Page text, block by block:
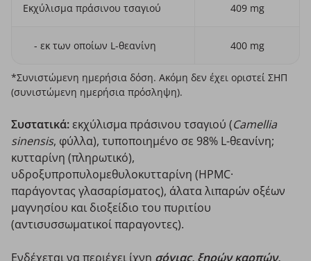
Εκχύλισμα πράσινου τσαγιού 409 mg
- εκ των οποίων L-θεανίνη 400 mg
*Συνιστώμενη ημερήσια δόση. Ακόμη δεν έχει οριστεί ΣΗΠ
(συνιστώμενη ημερήσια πρόσληψη).
Συστατικά:εκχύλισμα πράσινου τσαγιού (Camellia
sinensis, φύλλα), τυποποιημένο σε 98% L-θεανίνη;
κυτταρίνη (πληρωτικό),
υδροξυπροπυλομεθυλοκυτταρίνη (HPMC·
παράγοντας γλασαρίσματος), άλατα λιπαρών οξέων
μαγνησίου και διοξείδιο του πυριτίου
(αντισυσσωματικοί παραγοντες).
Ενδέχεται να περιέχει ίχνη σόγιας, ξηρών καρπών,